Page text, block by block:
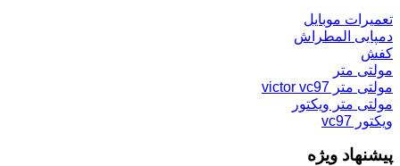
تعمیرات موبایل
دمپایی المطراش
کفش
مولتی متر
مولتی متر victor vc97
مولتی متر ویکتور
ویکتور vc97
پیشنهاد ویژه